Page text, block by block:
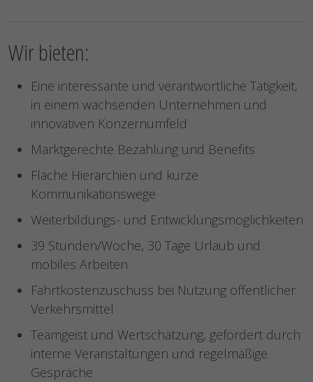
Wir bieten:
Eine interessante und verantwortliche Tätigkeit,
in einem wachsenden Unternehmen und
innovativen Konzernumfeld
Marktgerechte Bezahlung und Benefits
Flache Hierarchien und kurze
Kommunikationswege
Weiterbildungs- und Entwicklungsmöglichkeiten
39 Stunden/Woche, 30 Tage Urlaub und
mobiles Arbeiten
Fahrtkostenzuschuss bei Nutzung öffentlicher
Verkehrsmittel
Teamgeist und Wertschätzung, gefördert durch
interne Veranstaltungen und regelmäßige
Gespräche